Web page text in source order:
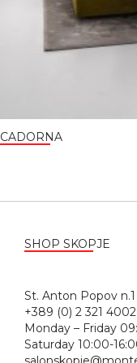
CADORNA
SHOP SKOPJE
St.
+389 (0) 2 321
Monday – Friday
Saturday 10:00-